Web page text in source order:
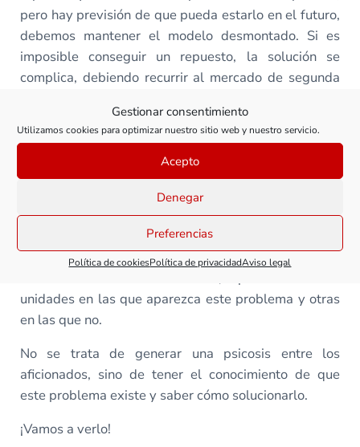
Gestionar consentimiento
Utilizamos cookies para optimizar nuestro sitio web y nuestro servicio.
Acepto
Denegar
Preferencias
Política de cookiesPolítica de privacidadAviso legal
pero hay previsión de que pueda estarlo en el futuro,
debemos mantener el modelo desmontado. Si es
imposible conseguir un repuesto, la solución se
complica, debiendo recurrir al mercado de segunda
autoconstruir una nueva pieza (tarea compleja en la
mayoría de ocasiones).
La peste del zamak es un problema grave pero
minoritario. Está presente en modelos de casi todos
los fabricantes, pero hay que destacar que no todas
las unidades de un determinado modelo estarán
afectadas. Dado que en el proceso de fabricación se
unidades en las que aparezca este problema y otras
en las que no.
No se trata de generar una psicosis entre los
aficionados, sino de tener el conocimiento de que
este problema existe y saber cómo solucionarlo.
¡Vamos a verlo!